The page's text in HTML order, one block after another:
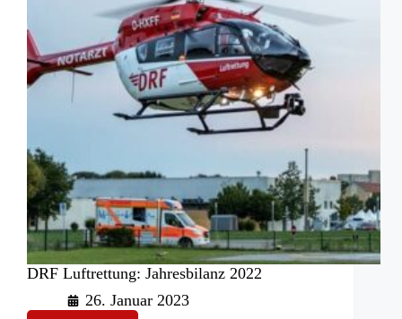
DRF Luftrettung: Jahresbilanz 2022
26. Januar 2023